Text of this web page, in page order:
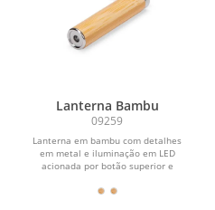
Lanterna Bambu
09259
Lanterna em bambu com detalhes
em metal e iluminação em LED
acionada por botão superior e